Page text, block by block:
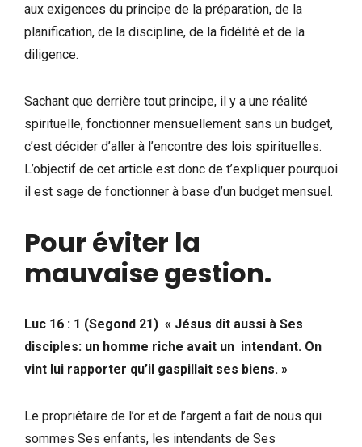
aux exigences du principe de la préparation, de la
planification, de la discipline, de la fidélité et de la
diligence.
Sachant que derrière tout principe, il y a une réalité
spirituelle, fonctionner mensuellement sans un budget,
c’est décider d’aller à l’encontre des lois spirituelles.
L’objectif de cet article est donc de t’expliquer pourquoi
il est sage de fonctionner à base d’un budget mensuel.
Pour éviter la
mauvaise gestion.
Luc 16 : 1 (Segond 21) « Jésus dit aussi à Ses
disciples: un homme riche avait un intendant. On
vint lui rapporter qu’il gaspillait ses biens. »
Le propriétaire de l’or et de l’argent a fait de nous qui
sommes Ses enfants, les intendants de Ses